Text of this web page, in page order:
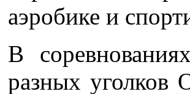
аэробике и
В
разных уголков